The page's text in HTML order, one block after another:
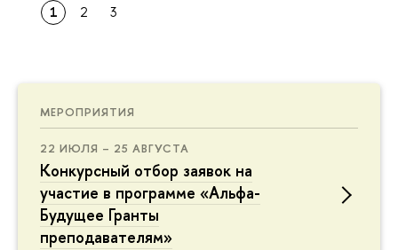
МЕРОПРИЯТИЯ
22 ИЮЛЯ – 25 АВГУСТА
Конкурсный отбор заявок на
участие в программе «Альфа-
Будущее Гранты
преподавателям»
1 2 3